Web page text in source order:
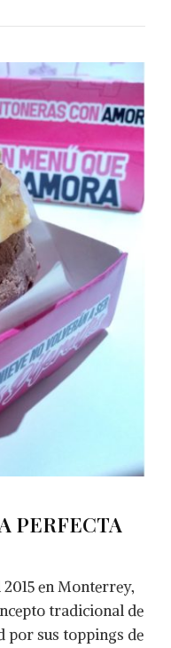
PERFECTA
en Monterrey,
tradicional de
por sus toppings de